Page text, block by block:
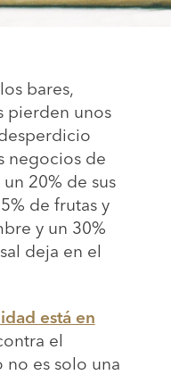
bares,
pierden unos
negocios de
20% de sus
de frutas y
y un 30%
deja en el
está en
el
es solo una